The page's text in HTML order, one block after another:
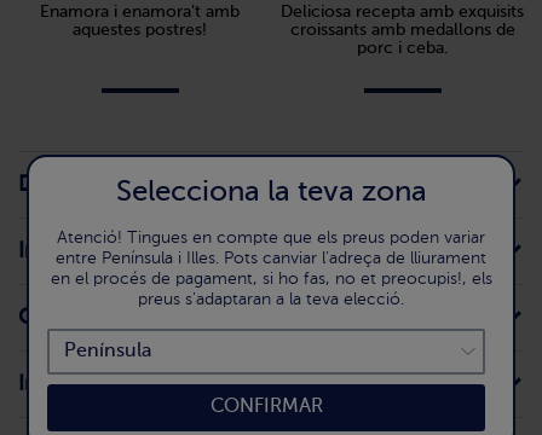
Enamora i enamora't amb
aquestes postres!
Deliciosa recepta amb exquisits
croissants amb medallons de
porc i ceba.
Detall del producte
Informació per al consumidor
Conservació domèstica
Ingredients
Selecciona la teva zona
Atenció! Tingues en compte que els preus poden variar
entre Península i Illes. Pots canviar l'adreça de lliurament
en el procés de pagament, si ho fas, no et preocupis!, els
preus s'adaptaran a la teva elecció.
CONFIRMAR